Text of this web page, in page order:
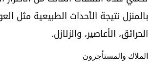
بالمنزل نتيجة الأحداث الطبيعية مثل
الحرائق، الأعاصير، والزلازل.
الملاك والمستأجرون